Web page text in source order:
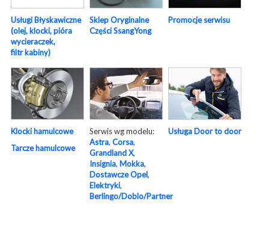
Usługi Błyskawiczne
(olej, klocki, pióra
wycieraczek,
filtr kabiny)
Sklep Oryginalne
Części SsangYong
Promocje serwisu
Klocki hamulcowe
Tarcze hamulcowe
Serwis wg modelu:
Astra, Corsa,
Grandland X,
Insignia, Mokka,
Dostawcze Opel,
Elektryki,
Berlingo/Doblo/Partner
Usługa Door to door